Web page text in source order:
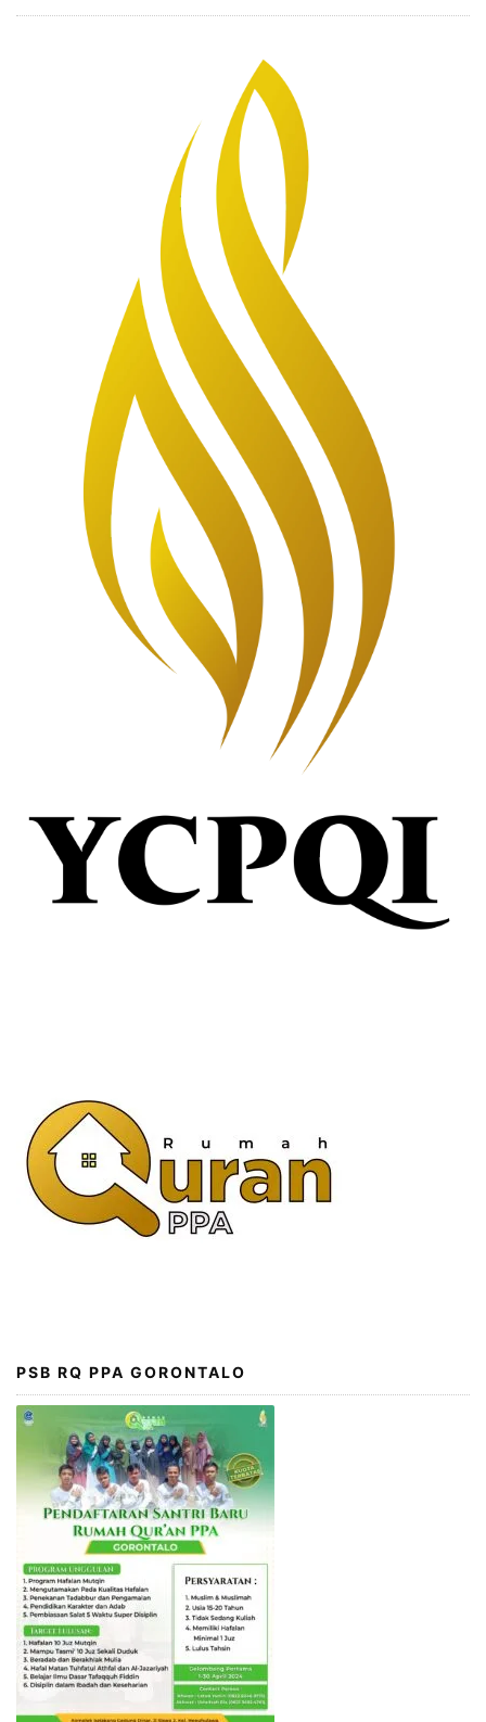
PSB RQ PPA GORONTALO